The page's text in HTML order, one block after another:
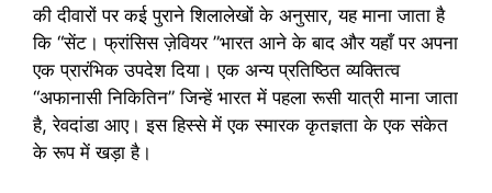
की दीवारों पर कई पुराने शिलालेखों के अनुसार, यह माना जाता है
कि “सेंट। फ्रांसिस ज़ेवियर ”भारत आने के बाद और यहाँ पर अपना
एक प्रारंभिक उपदेश दिया। एक अन्य प्रतिष्ठित व्यक्तित्व
“अफानासी निकितिन” जिन्हें भारत में पहला रूसी यात्री माना जाता
है, रेवदांडा आए। इस हिस्से में एक स्मारक कृतज्ञता के एक संकेत
के रूप में खड़ा है।